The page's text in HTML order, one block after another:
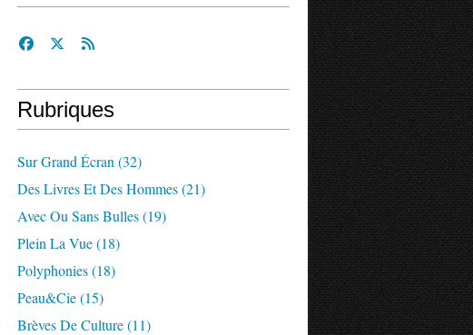
Rubriques
Sur Grand Écran (32)
Des Livres Et Des Hommes(21)
Avec Ou Sans Bulles(19)
Plein La Vue(18)
Polyphonies(18)
Peau&cie(15)
Brèves De Culture(11)